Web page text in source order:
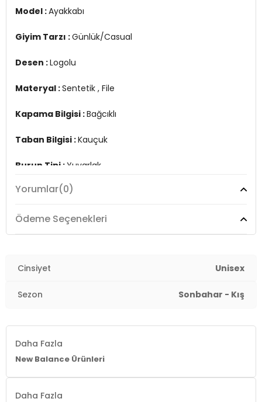
Detay :-ABZORB orta taban, yastıklama ve sıkıştırma direncinin bir
Üretim Yeri : Vietnam
Model :Ayakkabı
Giyim Tarzı :Günlük/Casual
Desen :Logolu
Materyal :Sentetik , File
Kapama Bilgisi :Bağcıklı
Taban Bilgisi :Kauçuk
Burun Tipi :Yuvarlak
Detay :-ABZORB orta taban, yastıklama ve sıkıştırma
Yorumlar(0)
Ödeme Seçenekleri
Cinsiyet Unisex
Sezon Sonbahar - Kış
Daha Fazla
New Balance Ürünleri
Daha Fazla